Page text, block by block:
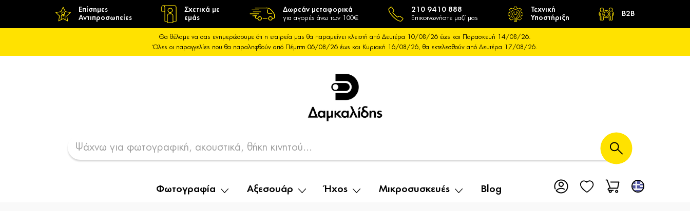
Επίσημες
Αντιπροσωπείες
Σχετικά με
εμάς
Δωρεάν μεταφορικά
για αγορές άνω των 100€
210 9410 888
Επικοινωνήστε μαζί μας
Τεχνική
Υποστήριξη
B2B
Θα θέλαμε να σας ενημερώσουμε ότι η εταιρεία μας θα παραμείνει κλειστή από Δευτέρα 10/08/26 έως και Παρασκευή 14/08/26.
Όλες οι παραγγελίες που θα παραληφθούν από Πέμπτη 06/08/26 έως και Κυριακή 16/08/26, θα εκτελεσθούν από Δευτέρα 17/08/26.
Φωτογραφία Αξεσουάρ Ήχος Μικροσυσκευές Blog